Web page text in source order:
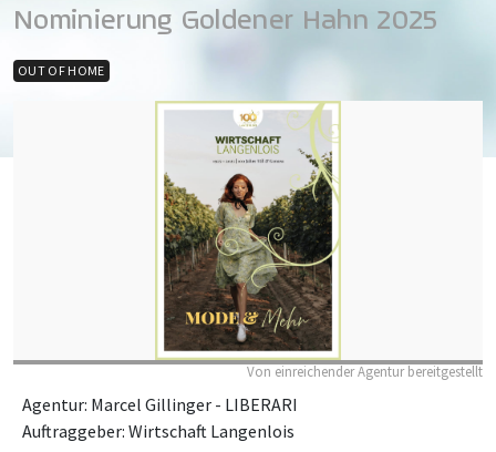
Nominierung Goldener Hahn 2025
OUT OF HOME
Von einreichender Agentur bereitgestellt
Agentur: Marcel Gillinger - LIBERARI
Auftraggeber: Wirtschaft Langenlois